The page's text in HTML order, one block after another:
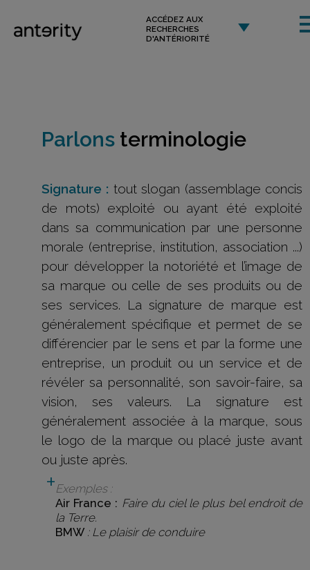
ACCÉDEZ AUX
RECHERCHES
D'ANTÉRIORITÉ
Parlons terminologie
Signature : tout slogan (assemblage concis
de mots) exploité ou ayant été exploité
dans sa communication par une personne
morale (entreprise, institution, association ...)
pour développer la notoriété et l’image de
sa marque ou celle de ses produits ou de
ses services. La signature de marque est
généralement spécifique et permet de se
différencier par le sens et par la forme une
entreprise, un produit ou un service et de
révéler sa personnalité, son savoir-faire, sa
vision, ses valeurs. La signature est
généralement associée à la marque, sous
le logo de la marque ou placé juste avant
ou juste après.
Exemples :
Air France : Faire du ciel le plus bel endroit de
la Terre.
BMW : Le plaisir de conduire